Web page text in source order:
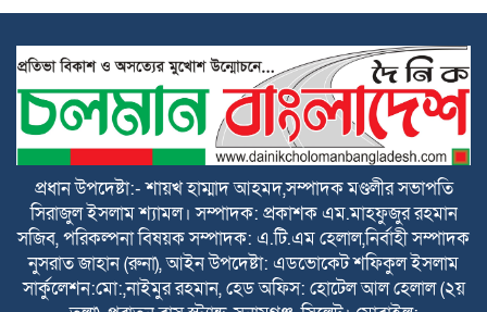
শান্তিগঞ্জে বসতঘরে হামলা, লুটপাট ও দখলের
অভিযোগে দ্রুত বিচার ট্রাইব্যুনালে মামলা
কেন্দ্রীয় কৃষক দলের সহ-সাধারণ সম্পাদক
আনিসুল হকের জন্মদিনে সামাজিক
যোগাযোগমাধ্যমে শুভেচ্ছার জোয়ার
হৃদয়ের ডাকের উদ্যোগে কর্ণফুলীতে বৃক্ষরোপণ
ও চারা বিতরণ কর্মসূচি অনুষ্ঠিত
প্রধান উপদেষ্টা:- শায়খ হাম্মাদ আহমদ,সম্পাদক মণ্ডলীর সভাপতি
সিরাজুল ইসলাম শ্যামল। সম্পাদক: প্রকাশক এম.মাহফুজুর রহমান
সজিব, পরিকল্পনা বিষয়ক সম্পাদক: এ.টি.এম হেলাল,নির্বাহী সম্পাদক
নুসরাত জাহান (রুনা), আইন উপদেষ্টা: এডভোকেট শফিকুল ইসলাম
সার্কুলেশন:মো:,নাইমুর রহমান, হেড অফিস: হোটেল আল হেলাল (২য়